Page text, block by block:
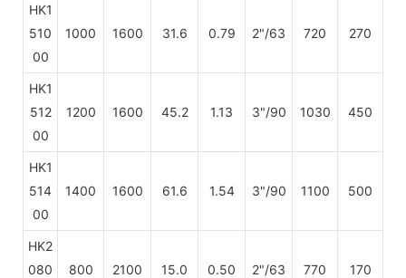
HK1
510
00
1000 1600 31.6 0.79 2"/63 720 270
HK1
512
00
1200 1600 45.2 1.13 3"/90 1030 450
HK1
514
00
1400 1600 61.6 1.54 3"/90 1100 500
HK2
080
800 2100 15.0 0.50 2"/63 770 170